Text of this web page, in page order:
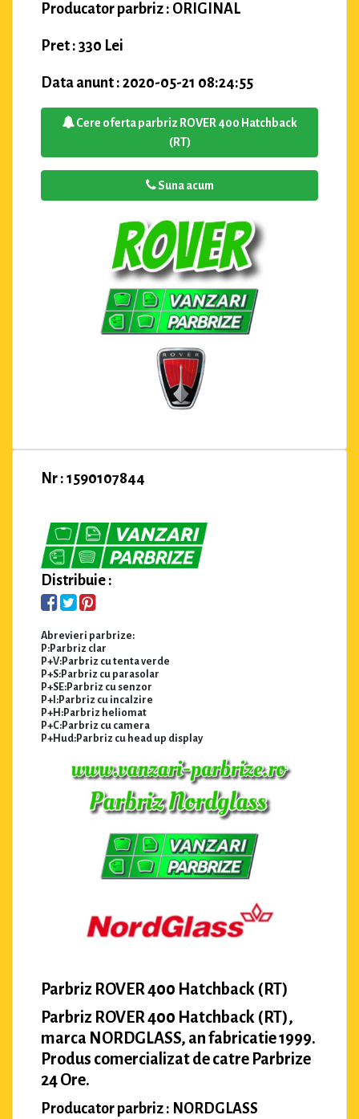
Producator parbriz : ORIGINAL
Pret : 330 Lei
Data anunt : 2020-05-21 08:24:55
Cere oferta parbriz ROVER 400 Hatchback
(RT)
Suna acum
Nr : 1590107844
Distribuie :
Abrevieri parbrize:
P:Parbriz clar
P+V:Parbriz cu tenta verde
P+S:Parbriz cu parasolar
P+SE:Parbriz cu senzor
P+I:Parbriz cu incalzire
P+H:Parbriz heliomat
P+C:Parbriz cu camera
P+Hud:Parbriz cu head up display
Parbriz ROVER 400 Hatchback (RT)
Parbriz ROVER 400 Hatchback (RT),
marca NORDGLASS, an fabricatie 1999.
Produs comercializat de catre Parbrize
24 Ore.
Producator parbriz : NORDGLASS